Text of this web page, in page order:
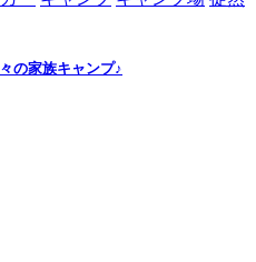
の家族キャンプ♪